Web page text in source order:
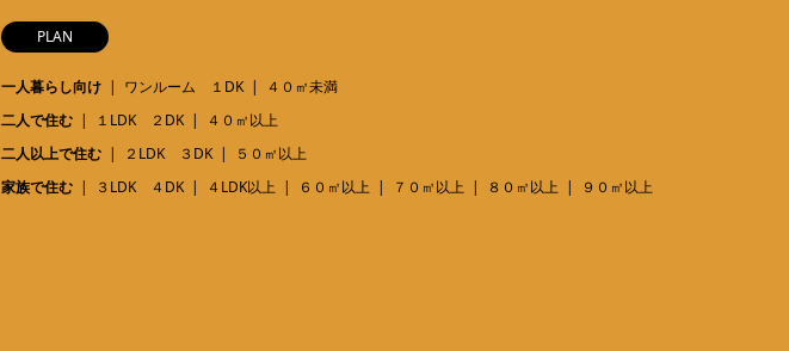
PLAN
一人暮らし向け ワンルーム １DK
４０㎡未満
二人で住む
１LDK ２DK
４０㎡以上
二人以上で住む
２LDK ３DK
５０㎡以上
家族で住む
３LDK ４DK ４LDK以上 ６０㎡以上 ７０㎡以上 ８０㎡以上 ９０㎡以上